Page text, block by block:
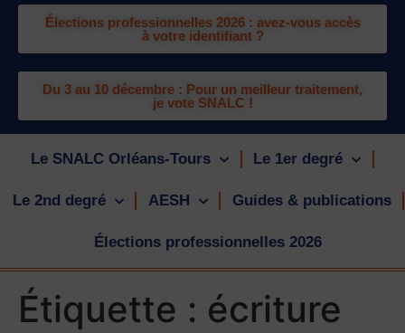
Élections professionnelles 2026 : avez-vous accès
à votre identifiant ?
Du 3 au 10 décembre : Pour un meilleur traitement,
je vote SNALC !
Le SNALC Orléans-Tours Le 1er degré
Le 2nd degré AESH Guides & publications
Élections professionnelles 2026
Étiquette : écriture